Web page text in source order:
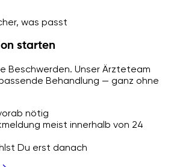
was passt
starten
Beschwerden. Unser Ärzteteam
Behandlung — ganz ohne
nötig
meist innerhalb von 24
Du erst danach